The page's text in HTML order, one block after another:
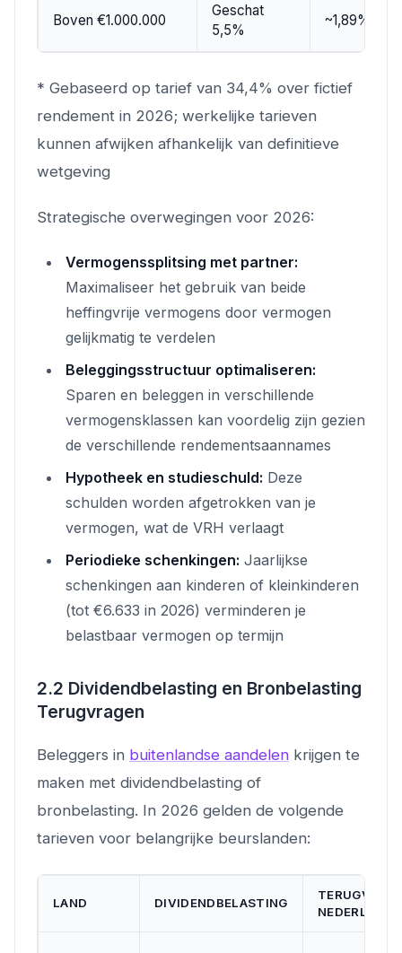
Boven €1.000.000
Geschat
5,5%
~1,89%
* Gebaseerd op tarief van 34,4% over fictief
rendement in 2026; werkelijke tarieven
kunnen afwijken afhankelijk van definitieve
wetgeving
Strategische overwegingen voor 2026:
Vermogenssplitsing met partner:
Maximaliseer het gebruik van beide
heffingvrije vermogens door vermogen
gelijkmatig te verdelen
Beleggingsstructuur optimaliseren:
Sparen en beleggen in verschillende
vermogensklassen kan voordelig zijn gezien
de verschillende rendementsaannames
Hypotheek en studieschuld: Deze
schulden worden afgetrokken van je
vermogen, wat de VRH verlaagt
Periodieke schenkingen: Jaarlijkse
schenkingen aan kinderen of kleinkinderen
(tot €6.633 in 2026) verminderen je
belastbaar vermogen op termijn
2.2 Dividendbelasting en Bronbelasting
Terugvragen
Beleggers in buitenlandse aandelen krijgen te
maken met dividendbelasting of
bronbelasting. In 2026 gelden de volgende
tarieven voor belangrijke beurslanden:
LAND DIVIDENDBELASTING
NEDERLAND?